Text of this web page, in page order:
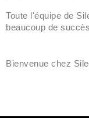
Toute l'équipe de
beaucoup de
Bienvenue chez